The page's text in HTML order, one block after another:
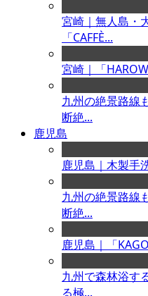
宮崎｜無人島・
「CAFFÈ...
宮崎｜「
九州の絶景路線
断絶...
鹿児島
鹿児島｜木製手
九州の絶景路線
断絶...
鹿児島｜「
九州で森林浴す
る極...